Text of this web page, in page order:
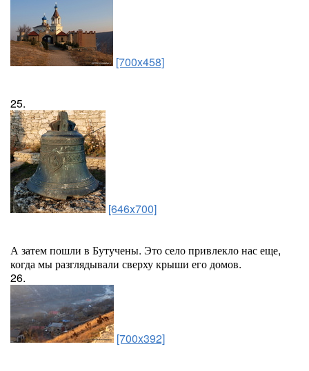
[700x458]
25.
[646x700]
А затем пошли в Бутучены. Это село привлекло нас еще,
когда мы разглядывали сверху крыши его домов.
26.
[700x392]